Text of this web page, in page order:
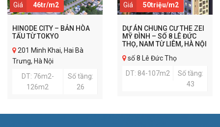
Giá 46tr/m2
HINODE CITY – BẢN HÒA
TẤU TỪ TOKYO
201 Minh Khai, Hai Bà
Trưng, Hà Nội
DT: 76m2-
126m2
Số tầng:
26
Giá 50triệu/m2
DỰ ÁN CHUNG CƯ THE ZEI
MỸ ĐÌNH – SỐ 8 LÊ ĐỨC
THỌ, NAM TỪ LIÊM, HÀ NỘI
số 8 Lê Đức Thọ
DT: 84-107m2
Số tầng:
43